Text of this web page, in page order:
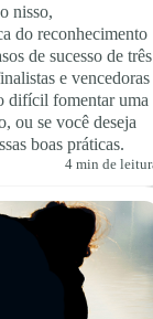
nisso,
do reconhecimento
de sucesso de três
e vencedoras
difícil fomentar uma
ou se você deseja
boas práticas.
4 min de